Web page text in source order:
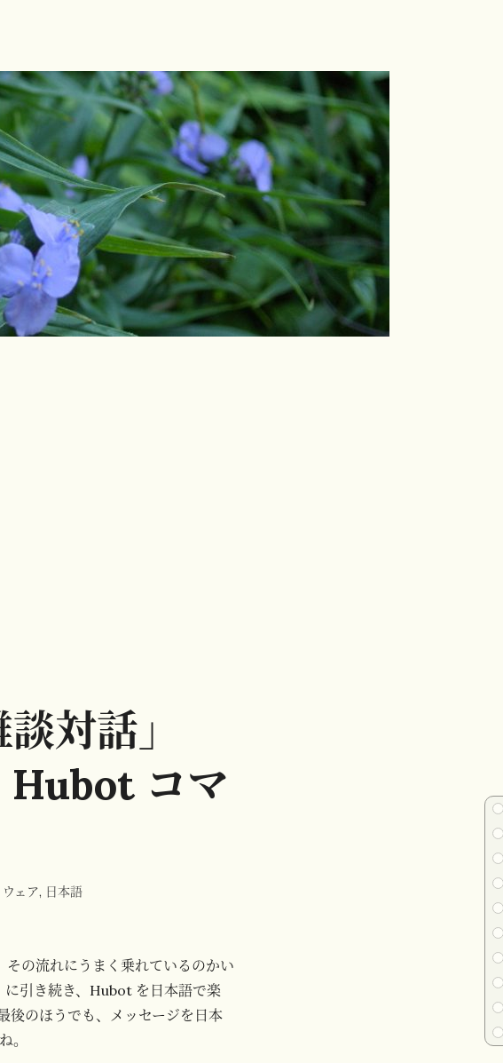
対話」
Hubot コマ
ウェア, 日本語
その流れにうまく乗れているのかい
に引き続き、Hubot を日本語で楽
後のほうでも、メッセージを日本
。